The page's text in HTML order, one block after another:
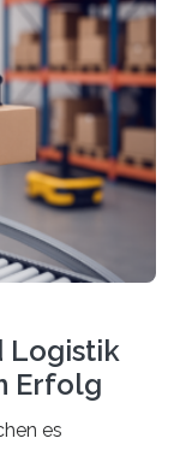
Logistik
Erfolg
es